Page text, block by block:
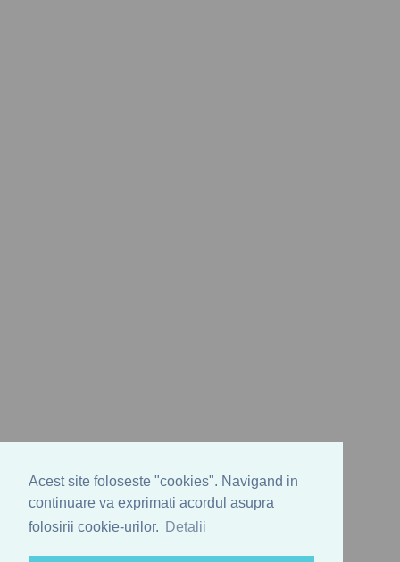
Acest site foloseste "cookies". Navigand in
continuare va exprimati acordul asupra
folosirii cookie-urilor.
Detalii